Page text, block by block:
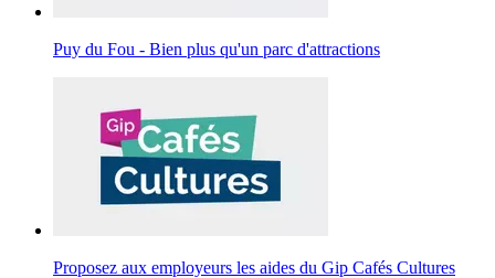
Puy du Fou - Bien plus qu'un parc d'attractions
Proposez aux employeurs les aides du Gip Cafés Cultures